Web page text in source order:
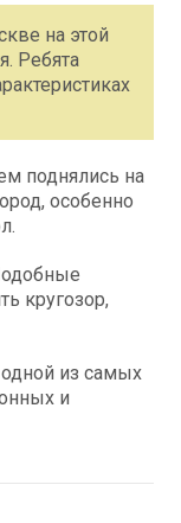
на этой
Ребята
поднялись на
особенно
кругозор,
одной из самых
и